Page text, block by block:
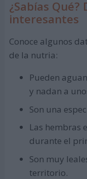
¿Sabías
interesantes
Conoce algunos
de la nutria:
Pueden
y nadan a
Son una
Las hembras
durante el
Son muy
territorio.